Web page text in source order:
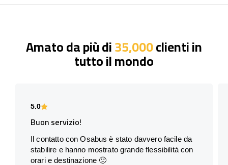
Amato da più di35,000clienti in
tutto il mondo
5.0
Buon servizio!
Il contatto con Osabus è stato davvero facile da
stabilire e hanno mostrato grande flessibilità con
orari e destinazione 🙂